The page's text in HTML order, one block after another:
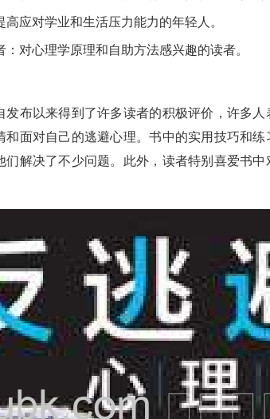
高应对学业和生活压力能力的年轻人。
：对心理学原理和自助方法感兴趣的读者。
发布以来得到了许多读者的积极评价，许多
和面对自己的逃避心理。书中的实用技巧和
们解决了不少问题。此外，读者特别喜爱书